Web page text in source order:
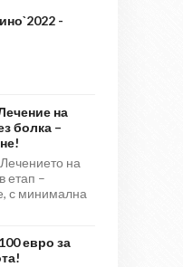
-
на
болка –
на
етап –
с минимална
евро за